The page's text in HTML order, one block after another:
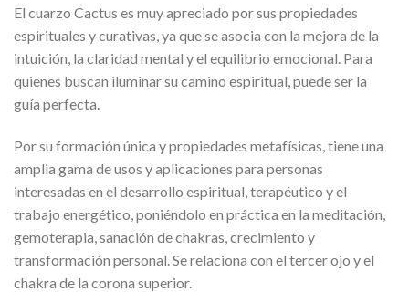
El cuarzo Cactus es muy apreciado por sus propiedades
espirituales y curativas, ya que se asocia con la mejora de la
intuición, la claridad mental y el equilibrio emocional. Para
quienes buscan iluminar su camino espiritual, puede ser la
guía perfecta.
Por su formación única y propiedades metafísicas, tiene una
amplia gama de usos y aplicaciones para personas
interesadas en el desarrollo espiritual, terapéutico y el
trabajo energético, poniéndolo en práctica en la meditación,
gemoterapia, sanación de chakras, crecimiento y
transformación personal. Se relaciona con el tercer ojo y el
chakra de la corona superior.